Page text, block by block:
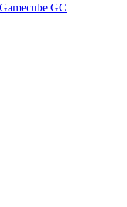
GC